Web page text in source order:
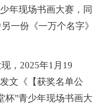
年现场书画大赛，同
一份《一万个名字》
，2025年1月19
文《【获奖名单公
杯”青少年现场书画大